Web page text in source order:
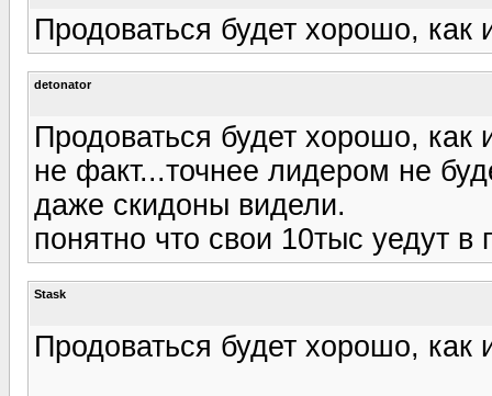
Продоваться будет хорошо, как
detonator
Продоваться будет хорошо, как
не факт...точнее лидером не
даже скидоны видели.
понятно что свои 10тыс уедут в
Stask
Продоваться будет хорошо, как